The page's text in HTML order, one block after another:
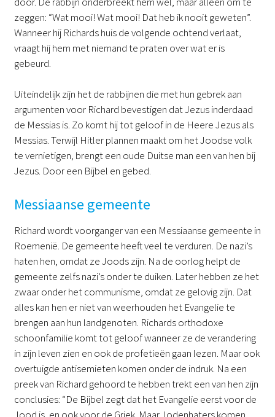
zeggen: “Wat mooi! Wat mooi! Dat heb ik nooit geweten”.
Wanneer hij Richards huis de volgende ochtend verlaat,
vraagt hij hem met niemand te praten over wat er is
gebeurd.
Uiteindelijk zijn het de rabbijnen die met hun gebrek aan
argumenten voor Richard bevestigen dat Jezus inderdaad
de Messias is. Zo komt hij tot geloof in de Heere Jezus als
Messias. Terwijl Hitler plannen maakt om het Joodse volk
te vernietigen, brengt een oude Duitse man een van hen bij
Jezus. Door een Bijbel en gebed.
Messiaanse gemeente
Richard wordt voorganger van een Messiaanse gemeente in
Roemenië. De gemeente heeft veel te verduren. De nazi’s
haten hen, omdat ze Joods zijn. Na de oorlog helpt de
gemeente zelfs nazi’s onder te duiken. Later hebben ze het
zwaar onder het communisme, omdat ze gelovig zijn. Dat
alles kan hen er niet van weerhouden het Evangelie te
brengen aan hun landgenoten. Richards orthodoxe
schoonfamilie komt tot geloof wanneer ze de verandering
in zijn leven zien en ook de profetieën gaan lezen. Maar ook
overtuigde antisemieten komen onder de indruk. Na een
preek van Richard gehoord te hebben trekt een van hen zijn
conclusies: “De Bijbel zegt dat het Evangelie eerst voor de